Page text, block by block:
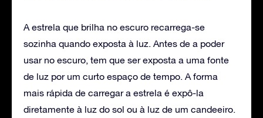
A estrela que brilha no escuro recarrega-se
sozinha quando exposta à luz. Antes de a poder
usar no escuro, tem que ser exposta a uma fonte
de luz por um curto espaço de tempo. A forma
mais rápida de carregar a estrela é expô-la
diretamente à luz do sol ou à luz de um candeeiro.